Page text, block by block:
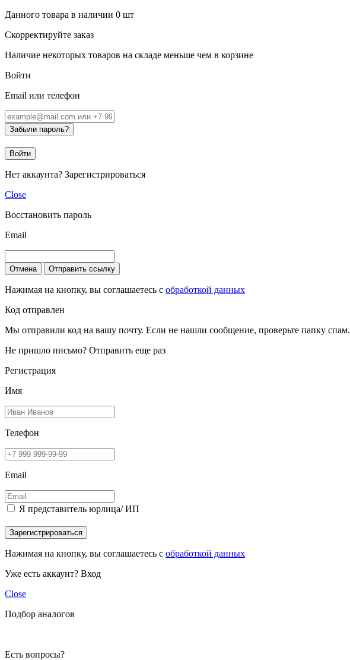
Данного товара в наличии 0 шт
Скорректируйте заказ
Наличие некоторых товаров на складе меньше чем в корзине
Войти
Email или телефон
Забыли пароль?
Войти
Нет аккаунта? Зарегистрироваться
Close
Восстановить пароль
Email
Отмена Отправить ссылку
Нажимая на кнопку, вы соглашаетесь с обработкой данных
Код отправлен
Мы отправили код на вашу почту. Если не нашли сообщение, проверьте папку спам.
Не пришло письмо? Отправить еще раз
Регистрация
Имя
Телефон
Email
Я представитель юрлица/ ИП
Зарегистрироваться
Нажимая на кнопку, вы соглашаетесь с обработкой данных
Уже есть аккаунт? Вход
Close
Подбор аналогов
Есть вопросы?